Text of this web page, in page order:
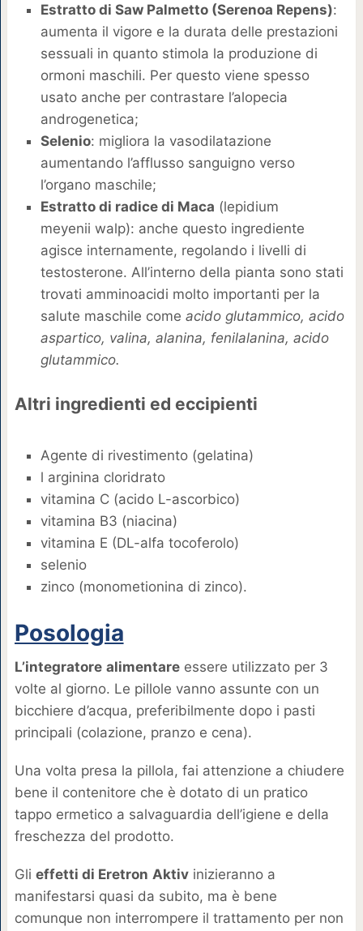
Estratto di Saw Palmetto (Serenoa Repens):
aumenta il vigore e la durata delle prestazioni
sessuali in quanto stimola la produzione di
ormoni maschili. Per questo viene spesso
usato anche per contrastare l’alopecia
androgenetica;
Selenio: migliora la vasodilatazione
aumentando l’afflusso sanguigno verso
l’organo maschile;
Estratto di radice di Maca (lepidium
meyenii walp): anche questo ingrediente
agisce internamente, regolando i livelli di
testosterone. All’interno della pianta sono stati
trovati amminoacidi molto importanti per la
salute maschile come acido glutammico, acido
aspartico, valina, alanina, fenilalanina, acido
glutammico.
Altri ingredienti ed eccipienti
Agente di rivestimento (gelatina)
l arginina cloridrato
vitamina C (acido L-ascorbico)
vitamina B3 (niacina)
vitamina E (DL-alfa tocoferolo)
selenio
zinco (monometionina di zinco).
Posologia
L’integratore alimentareessere utilizzato per 3
volte al giorno. Le pillole vanno assunte con un
bicchiere d’acqua, preferibilmente dopo i pasti
principali (colazione, pranzo e cena).
Una volta presa la pillola, fai attenzione a chiudere
bene il contenitore che è dotato di un pratico
tappo ermetico a salvaguardia dell’igiene e della
freschezza del prodotto.
Gli effetti di Eretron Aktivinizieranno a
manifestarsi quasi da subito, ma è bene
comunque non interrompere il trattamento per non